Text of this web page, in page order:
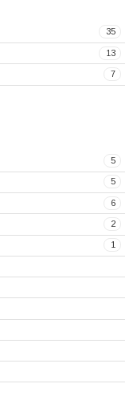
35
13
7
5
5
6
2
1